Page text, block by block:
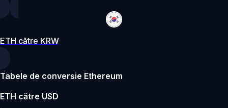
ETH către KRW
Tabele de conversie Ethereum
ETH către USD